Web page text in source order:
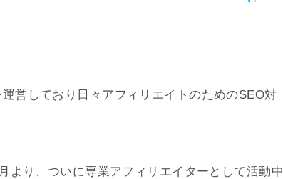
営しており日々アフィリエイトのためのSEO対
より、ついに専業アフィリエイターとして活動中